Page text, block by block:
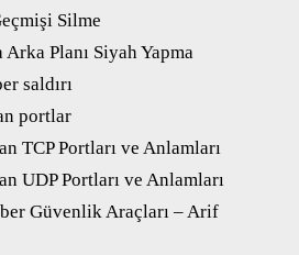
Silme
Arka Planı Siyah Yapma
saldırı
portlar
TCP Portları ve Anlamları
UDP Portları ve Anlamları
Güvenlik Araçları – Arif